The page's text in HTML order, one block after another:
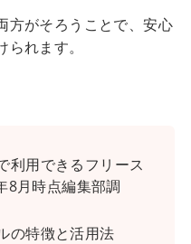
方がそろうことで、安心
れます。
利用できるフリース
8月時点編集部調
の特徴と活用法